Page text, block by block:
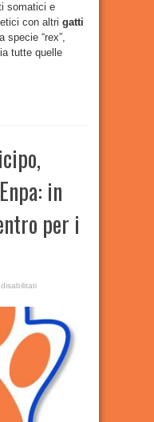
somatici e
con altri gatti
specie “rex”,
tutte quelle
in
per i
su
super
lavoro
per
Enpa:
Liguria
un
solo
centro
per
i
soccorsi